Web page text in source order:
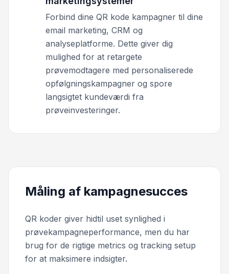
Forbind dine QR kode kampagner til dine
email marketing, CRM og
analyseplatforme. Dette giver dig
mulighed for at retargete
prøvemodtagere med personaliserede
opfølgningskampagner og spore
langsigtet kundeværdi fra
prøveinvesteringer.
Måling af kampagnesucces
QR koder giver hidtil uset synlighed i
prøvekampagneperformance, men du har
brug for de rigtige metrics og tracking setup
for at maksimere indsigter.